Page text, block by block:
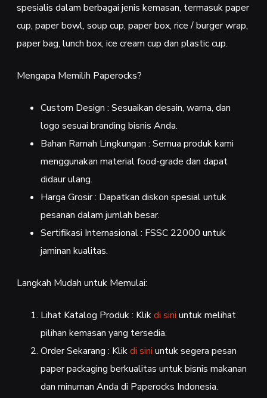
spesialis dalam berbagai jenis kemasan, termasuk paper
cup, paper bowl, soup cup, paper box, rice / burger wrap,
paper bag, lunch box, ice cream cup dan plastic cup.
Mengapa Memilih Paperocks?
Custom Design : Sesuaikan desain, warna, dan
logo sesuai branding bisnis Anda.
Bahan Ramah Lingkungan : Semua produk kami
menggunakan material food-grade dan dapat
didaur ulang.
Harga Grosir : Dapatkan diskon spesial untuk
pesanan dalam jumlah besar.
Sertifikasi Internasional : FSSC 22000 untuk
jaminan kualitas.
Langkah Mudah untuk Memulai:
Lihat Katalog Produk : Klikdi sini untuk melihat
pilihan kemasan yang tersedia.
Order Sekarang : Klikdi sini untuk segera pesan
paper packaging berkualitas untuk bisnis makanan
dan minuman Anda di Paperocks Indonesia.